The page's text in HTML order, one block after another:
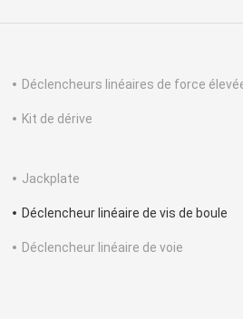
Déclencheurs linéaires de force
Kit de dérive
Jackplate
Déclencheur linéaire de vis de boule
Déclencheur linéaire de voie